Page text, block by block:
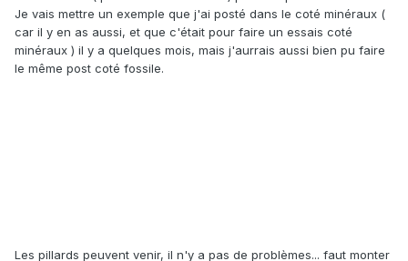
Je vais mettre un exemple que j'ai posté dans le coté minéraux (
car il y en as aussi, et que c'était pour faire un essais coté
minéraux ) il y a quelques mois, mais j'aurrais aussi bien pu faire
le même post coté fossile.
Les pillards peuvent venir, il n'y a pas de problèmes... faut monter